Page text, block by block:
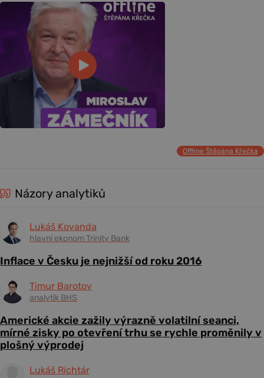
Offline Štěpána Křečka
Názory analytiků
Lukáš Kovanda
hlavní ekonom Trinity Bank
Inflace v Česku je nejnižší od roku 2016
Timur Barotov
analytik BHS
Americké akcie zažily výrazně volatilní seanci,
mírné zisky po otevření trhu se rychle proměnily v
plošný výprodej
Lukáš Richtár